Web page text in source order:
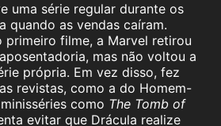
uma série regular durante os
quando as vendas caíram.
primeiro filme, a Marvel retirou
mas não voltou a
própria. Em vez disso, fez
revistas, como a do Homem-
como The Tomb of
evitar que Drácula realize